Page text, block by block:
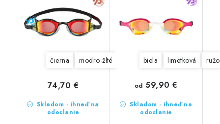
čierna modro-žlté
Skladom - ihneď na
odoslanie
74,70 €
biela limetková
Skladom - ihneď na
odoslanie
od 59,90 €